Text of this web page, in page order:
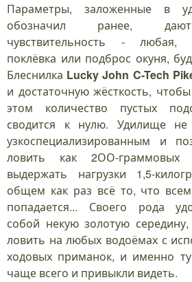
Параметры, заложенные в
обозначил ранее,
чувствительность - любая,
поклёвка или подброс окуня,
Блеснилка Lucky John C-Tech
и достаточную жёсткость,
этом количество пустых
сводится к нулю. Удилище не
узкоспециализированным и
ловить как 2ОО-
выдержать нагрузки 1,5-
общем как раз всё то, что
попадается... Своего рода
собой некую золотую
ловить на любых водоёмах с
ходовых приманок, и именно
чаще всего и привыкли видеть.